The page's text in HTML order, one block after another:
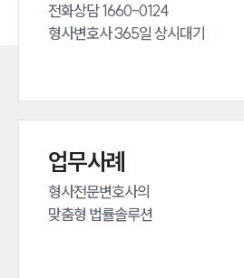
인재채용
만화로 보는 사례
전화상담 1660-0124
형사변호사 365일 상시대기
업무사례
형사전문변호사의
맞춤형 법률솔루션